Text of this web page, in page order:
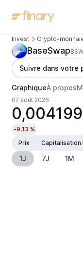
Invest Crypto-
BaseSwap
Suivre dans votre
GraphiqueÀ propos
07 août 2026
-9,13 %
Prix
Capitalisation
1J 7J 1M